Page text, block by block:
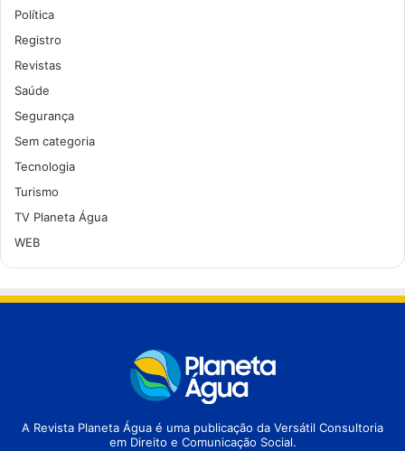
Política
Registro
Revistas
Saúde
Segurança
Sem categoria
Tecnologia
Turismo
TV Planeta Água
WEB
A Revista Planeta Água é uma publicação da Versátil Consultoria
em Direito e Comunicação Social.